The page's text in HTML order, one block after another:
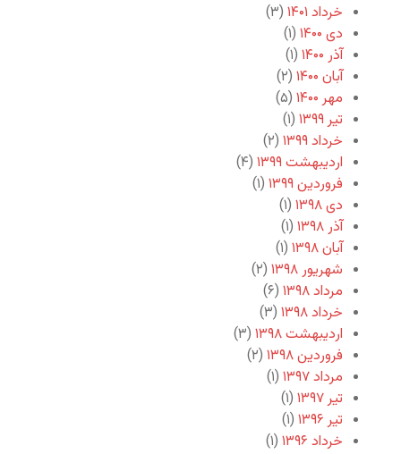
خرداد ۱۴۰۱
(۳)
دی ۱۴۰۰
(۱)
آذر ۱۴۰۰
(۱)
آبان ۱۴۰۰
(۲)
مهر ۱۴۰۰
(۵)
تیر ۱۳۹۹
(۱)
خرداد ۱۳۹۹
(۲)
اردیبهشت ۱۳۹۹
(۴)
فروردین ۱۳۹۹
(۱)
دی ۱۳۹۸
(۱)
آذر ۱۳۹۸
(۱)
آبان ۱۳۹۸
(۱)
شهریور ۱۳۹۸
(۲)
مرداد ۱۳۹۸
(۶)
خرداد ۱۳۹۸
(۳)
اردیبهشت ۱۳۹۸
(۳)
فروردین ۱۳۹۸
(۲)
مرداد ۱۳۹۷
(۱)
تیر ۱۳۹۷
(۱)
تیر ۱۳۹۶
(۱)
خرداد ۱۳۹۶
(۱)